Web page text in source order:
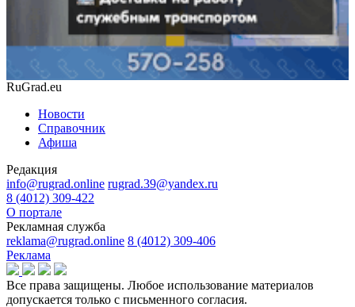
RuGrad.eu
Новости
Справочник
Афиша
Редакция
info@rugrad.online rugrad.39@yandex.ru
8 (4012) 309-422
О портале
Рекламная служба
reklama@rugrad.online 8 (4012) 309-406
Реклама
Все права защищены. Любое использование материалов
допускается только с письменного согласия.